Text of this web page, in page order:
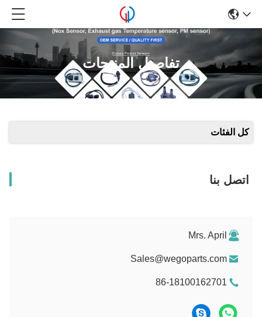
تفاصيل المنتجات
كل الفئات
اتصل بنا
Mrs. April
Sales@wegoparts.com
86-18100162701